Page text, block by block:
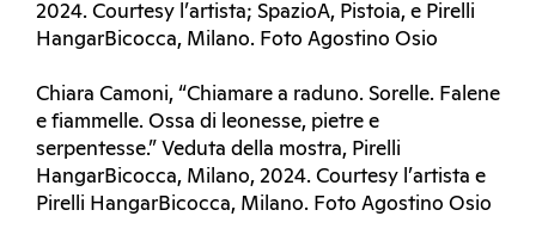
2024. Courtesy l’artista; SpazioA, Pistoia, e Pirelli
HangarBicocca, Milano. Foto Agostino Osio
Chiara Camoni, “Chiamare a raduno. Sorelle. Falene
e fiammelle. Ossa di leonesse, pietre e
serpentesse.” Veduta della mostra, Pirelli
HangarBicocca, Milano, 2024. Courtesy l’artista e
Pirelli HangarBicocca, Milano. Foto Agostino Osio